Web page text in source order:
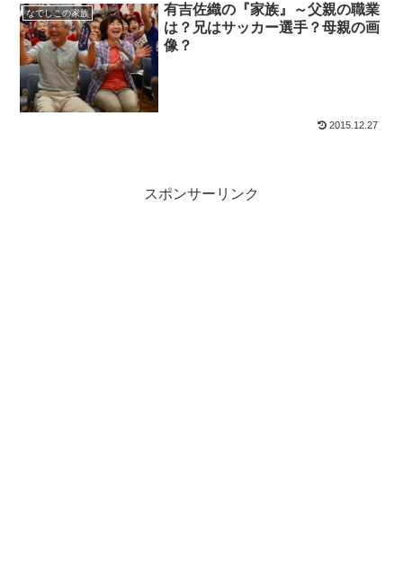
なでしこの家族
有吉佐織の『家族』～父親の職業
は？兄はサッカー選手？母親の画
像？
2015.12.27
スポンサーリンク